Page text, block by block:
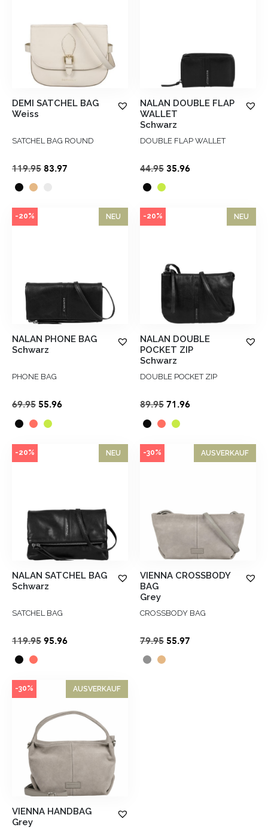
DEMI SATCHEL BAG
Weiss
SATCHEL BAG ROUND
119.95 Ursprünglicher
83.97
NALAN DOUBLE FLAP
WALLET
Schwarz
DOUBLE FLAP WALLET
44.95 Ursprünglicher
35.96Aktueller
NEU
-20%
NALAN PHONE BAG
Schwarz
PHONE BAG
69.95 Ursprünglicher
Preis
war:
55.96Aktueller
NEU
-20%
NALAN DOUBLE
POCKET ZIP
Schwarz
DOUBLE POCKET ZIP
89.95 Ursprünglicher
Preis
war:
€89.95
71.96Aktueller
€71.96.
NEU
-20%
NALAN SATCHEL BAG
Schwarz
SATCHEL BAG
119.95 Ursprünglicher
€119.95
95.96Aktueller
€95.96.
AUSVERKAUF
-30%
VIENNA CROSSBODY
BAG
Grey
CROSSBODY BAG
79.95 Ursprünglicher
55.97
AUSVERKAUF
-30%
VIENNA HANDBAG
Grey